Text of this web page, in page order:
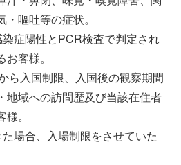
嘔吐等の症状。
症陽性とPCR検査で判定され
客様。
ら入国制限、入国後の観察期間
地域への訪問歴及び当該在住者
。
場合、入場制限をさせていた